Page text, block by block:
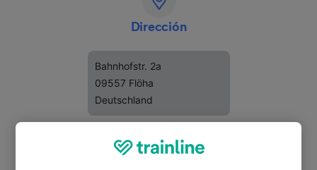
Dirección
Bahnhofstr. 2a
09557 Flöha
Deutschland